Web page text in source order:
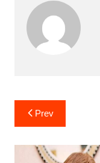
Post
navigation
Prev